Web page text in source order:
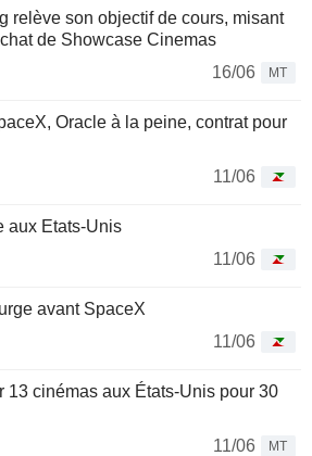
relève son objectif de cours, misant
de Showcase Cinemas
16/06
MT
Oracle à la peine, contrat pour
11/06
aux Etats-Unis
11/06
avant SpaceX
11/06
13 cinémas aux États-Unis pour 30
11/06
MT